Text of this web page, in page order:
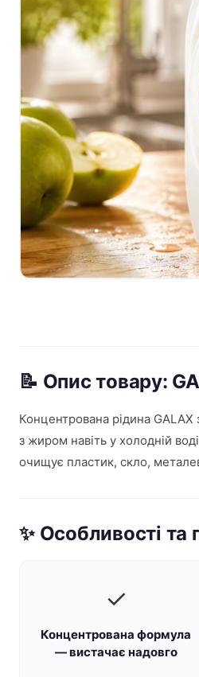
📝 Опис товару:
Концентрована рідина
з жиром навіть у холодній
очищує пластик, скло,
✨ Особливості та
✓
Концентрована формула
— вистачає надовго